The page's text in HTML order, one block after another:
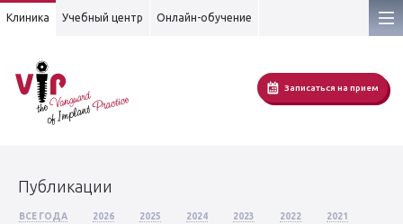
Клиника Учебный центр Онлайн-обучение
Записаться на прием
Публикации
ВСЕ ГОДА 2026 2025 2024 2023 2022
2021